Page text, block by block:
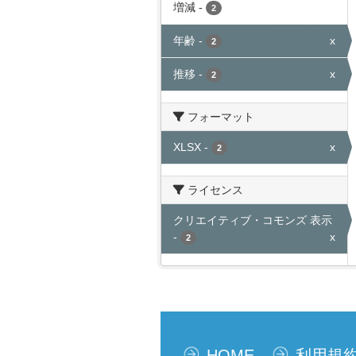
増減 - 2
年齢 - 2 x
推移 - 2 x
フォーマット
XLSX - 2 x
ライセンス
クリエイティブ・コモンズ 表示
-
2 x